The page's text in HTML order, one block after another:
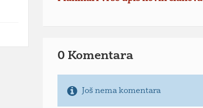
0 Komentara
Još nema komentara